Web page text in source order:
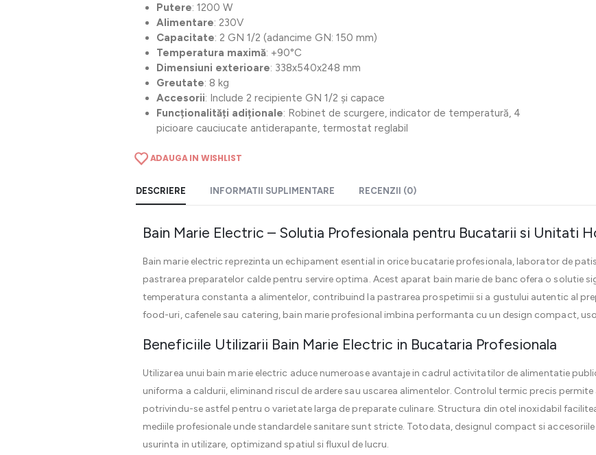
Putere: 1200 W
Alimentare: 230V
Capacitate: 2 GN 1/2 (adancime GN: 150 mm)
Temperatura maximă: +90°C
Dimensiuni exterioare: 338x540x248 mm
Greutate: 8 kg
Accesorii: Include 2 recipiente GN 1/2 și capace
Funcționalități adiționale: Robinet de scurgere, indicator de temperatură, 4
picioare cauciucate antiderapante, termostat reglabil
ADAUGA IN WISHLIST
DESCRIERE INFORMATII SUPLIMENTARE RECENZII (0)
Bain Marie Electric – Solutia Profesionala pentru Bucatarii si Unitati
Bain marie electric reprezinta un echipament esential in orice bucatarie profesionala, laborator de
pastrarea preparatelor calde pentru servire optima. Acest aparat bain marie de banc ofera o solutie
temperatura constanta a alimentelor, contribuind la pastrarea prospetimii si a gustului autentic al
food-uri, cafenele sau catering, bain marie profesional imbina performanta cu un design compact,
Beneficiile Utilizarii Bain Marie Electric in Bucataria Profesionala
Utilizarea unui bain marie electric aduce numeroase avantaje in cadrul activitatilor de alimentatie
uniforma a caldurii, eliminand riscul de ardere sau uscarea alimentelor. Controlul termic precis
potrivindu-se astfel pentru o varietate larga de preparate culinare. Structura din otel inoxidabil
mediile profesionale unde standardele sanitare sunt stricte. Totodata, designul compact si
usurinta in utilizare, optimizand spatiul si fluxul de lucru.